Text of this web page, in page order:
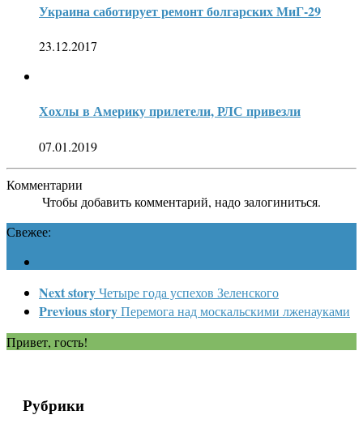
Украина саботирует ремонт болгарских МиГ-29
23.12.2017
Хохлы в Америку прилетели, РЛС привезли
07.01.2019
Комментарии
Чтобы добавить комментарий, надо залогиниться.
Свежее:
Next storyЧетыре года успехов Зеленского
Previous storyПеремога над москальскими лженауками
Привет, гость!
Рубрики